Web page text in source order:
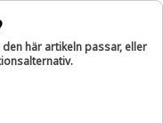
här artikeln passar, eller